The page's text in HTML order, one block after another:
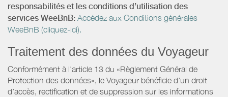
responsabilités et les conditions d’utilisation des
services WeeBnB: Accédez aux Conditions générales
WeeBnB (cliquez-ici).
Traitement des données du Voyageur
Conformément à l'article 13 du «Règlement Général de
Protection des données», le Voyageur bénéficie d’un droit
d’accès, rectification et de suppression sur les informations